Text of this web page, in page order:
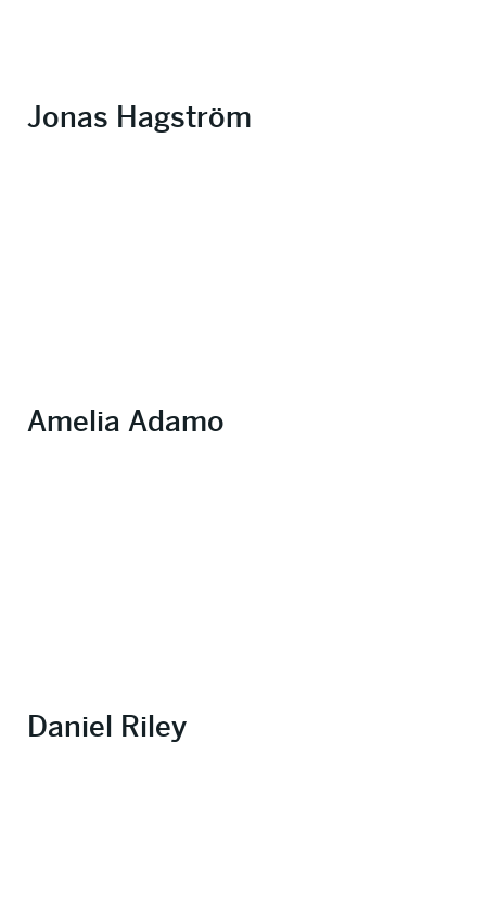
Jonas Hagström
Amelia Adamo
Daniel Riley